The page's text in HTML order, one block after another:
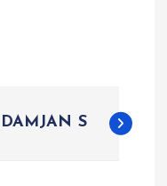
DAMJAN S